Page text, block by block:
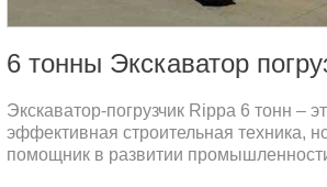
6 тонны Экскаватор
Экскаватор-погрузчик Rippa 6 тонн –
эффективная строительная техника,
помощник в развитии